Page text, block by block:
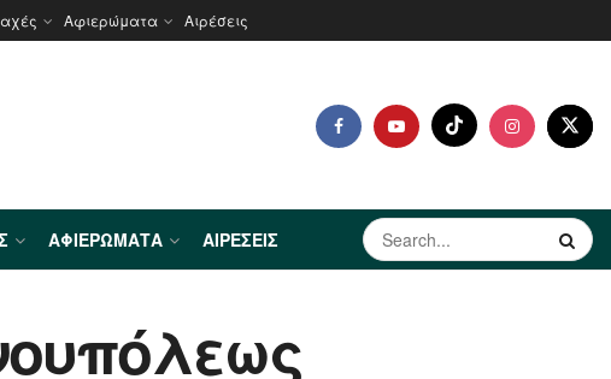
Αφιερώματα Αιρέσεις
ΑΦΙΕΡΏΜΑΤΑ ΑΙΡΈΣΕΙΣ